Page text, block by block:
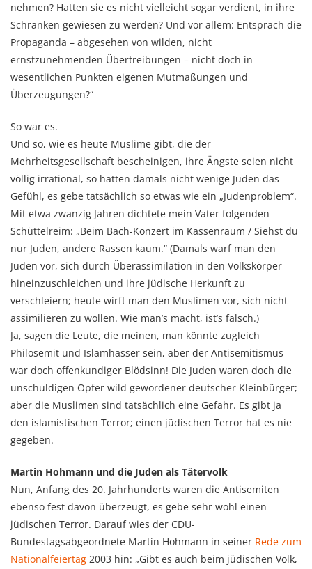
nehmen? Hatten sie es nicht vielleicht sogar verdient, in ihre
Schranken gewiesen zu werden? Und vor allem: Entsprach die
Propaganda – abgesehen von wilden, nicht
ernstzunehmenden Übertreibungen – nicht doch in
wesentlichen Punkten eigenen Mutmaßungen und
Überzeugungen?“
So war es.
Und so, wie es heute Muslime gibt, die der
Mehrheitsgesellschaft bescheinigen, ihre Ängste seien nicht
völlig irrational, so hatten damals nicht wenige Juden das
Gefühl, es gebe tatsächlich so etwas wie ein „Judenproblem“.
Mit etwa zwanzig Jahren dichtete mein Vater folgenden
Schüttelreim: „Beim Bach-Konzert im Kassenraum / Siehst du
nur Juden, andere Rassen kaum.“ (Damals warf man den
Juden vor, sich durch Überassimilation in den Volkskörper
hineinzuschleichen und ihre jüdische Herkunft zu
verschleiern; heute wirft man den Muslimen vor, sich nicht
assimilieren zu wollen. Wie man’s macht, ist’s falsch.)
Ja, sagen die Leute, die meinen, man könnte zugleich
Philosemit und Islamhasser sein, aber der Antisemitismus
war doch offenkundiger Blödsinn! Die Juden waren doch die
unschuldigen Opfer wild gewordener deutscher Kleinbürger;
aber die Muslimen sind tatsächlich eine Gefahr. Es gibt ja
den islamistischen Terror; einen jüdischen Terror hat es nie
gegeben.
Martin Hohmann und die Juden als Tätervolk
Nun, Anfang des 20. Jahrhunderts waren die Antisemiten
ebenso fest davon überzeugt, es gebe sehr wohl einen
jüdischen Terror. Darauf wies der CDU-
Bundestagsabgeordnete Martin Hohmann in seiner Rede zum
Nationalfeiertag 2003 hin: „Gibt es auch beim jüdischen Volk,